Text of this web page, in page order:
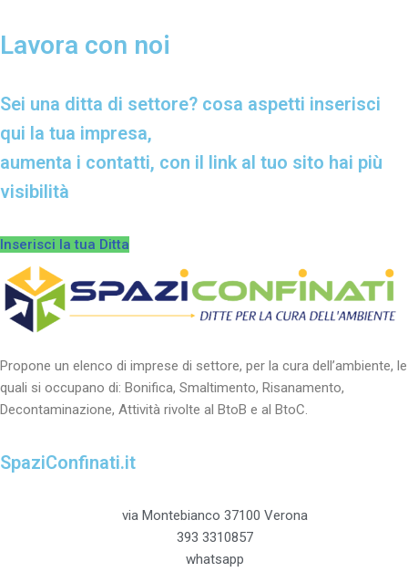
Lavora con noi
Sei una ditta di settore? cosa aspetti inserisci
qui la tua impresa,
aumenta i contatti, con il link al tuo sito hai più
visibilità
Inserisci la tua Ditta
Propone un elenco di imprese di settore, per la cura dell’ambiente, le
quali si occupano di: Bonifica, Smaltimento, Risanamento,
Decontaminazione, Attività rivolte al BtoB e al BtoC.
SpaziConfinati.it
via Montebianco 37100 Verona
393 3310857
whatsapp